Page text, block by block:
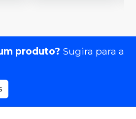
produto? Sugira para a